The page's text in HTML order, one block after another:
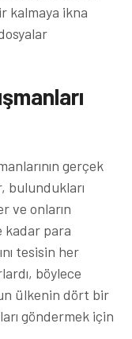
kalmaya ikna
gerçek
bulundukları
ve onların
kadar para
tesisin her
böylece
ülkenin dört bir
göndermek için